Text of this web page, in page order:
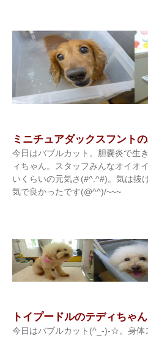
ミニチュアダックスフント
今日はバブルカット。胆嚢炎で生
ィちゃん。スタッフみんなオイオ
いくらいの元気さ(#^.^#)。気は抜
気で良かったです(@^^)/~~~
トイプードルのテディちゃん
今日はバブルカット(^_-)-☆。身体